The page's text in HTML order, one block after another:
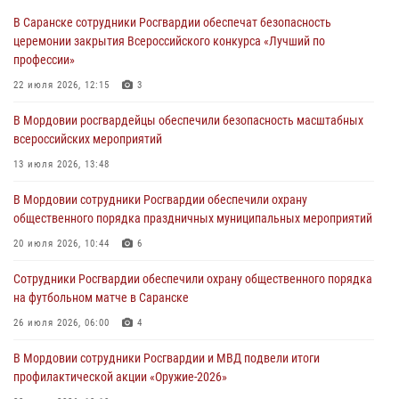
участие в празднествах, посвящённых 25-летию канонизации
Фёдора Ушакова
06 августа 2026, 08:14
повредившего имущество в кафе
06 августа 2026, 07:03
незамедлительно
05 августа 2026, 15:04
подозреваемого в причинении телесных повреждений супруге
05 августа 2026, 12:34
В Саранске сотрудники Росгвардии обеспечат безопасность
церемонии закрытия Всероссийского конкурса «Лучший по
профессии»
22 июля 2026, 12:15 3
В Мордовии росгвардейцы обеспечили безопасность масштабных
всероссийских мероприятий
13 июля 2026, 13:48
В Мордовии сотрудники Росгвардии обеспечили охрану
общественного порядка праздничных муниципальных мероприятий
20 июля 2026, 10:44 6
Сотрудники Росгвардии обеспечили охрану общественного порядка
на футбольном матче в Саранске
26 июля 2026, 06:00 4
В Мордовии сотрудники Росгвардии и МВД подвели итоги
профилактической акции «Оружие‑2026»